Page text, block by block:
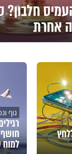
אחרת
גוף